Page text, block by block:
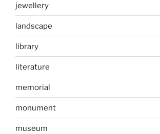
jewellery
landscape
library
literature
memorial
monument
museum